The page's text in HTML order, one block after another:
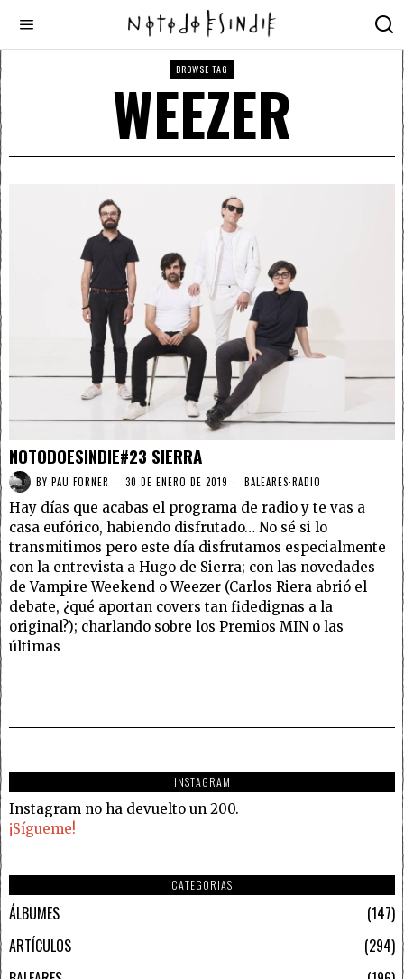
BROWSE TAG
WEEZER
NOTODOESINDIE#23 SIERRA
BY PAU FORNER 30 DE ENERO DE 2019 BALEARES·RADIO
Hay días que acabas el programa de radio y te vas a
casa eufórico, habiendo disfrutado… No sé si lo
transmitimos pero este día disfrutamos especialmente
con la entrevista a Hugo de Sierra; con las novedades
de Vampire Weekend o Weezer (Carlos Riera abrió el
debate, ¿qué aportan covers tan fidedignas a la
original?); charlando sobre los Premios MIN o las
últimas
INSTAGRAM
Instagram no ha devuelto un 200.
¡Sígueme!
CATEGORIAS
ÁLBUMES
147
ARTÍCULOS
294